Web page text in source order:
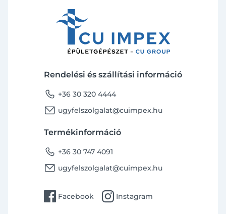
Rendelési és szállítási információ
phone +36 30 320 4444
email ugyfelszolgalat@cuimpex.hu
Termékinformáció
phone +36 30 747 4091
email ugyfelszolgalat@cuimpex.hu
facebook Facebook instagram Instagram